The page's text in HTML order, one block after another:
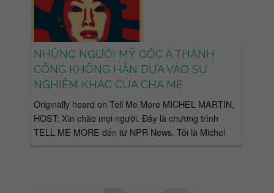
NHỮNG NGƯỜI MỸ GỐC Á THÀNH
CÔNG KHÔNG HẲN DỰA VÀO SỰ
NGHIÊM KHÁC CỦA CHA MẸ
Originally heard on Tell Me More MICHEL MARTIN,
HOST: Xin chào mọi người. Đây là chương trình
TELL ME MORE đến từ NPR News. Tôi là Michel